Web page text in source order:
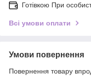
Готівкою При
Всі умови оплати
Умови повернення
Повернення товару